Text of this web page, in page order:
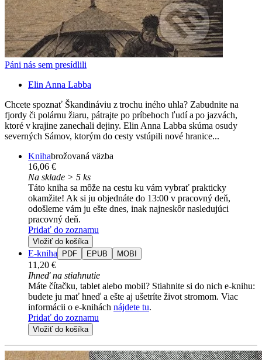
Páni nás sem presídlili
Elin Anna Labba
Chcete spoznať Škandináviu z trochu iného uhla? Zabudnite na
fjordy či polárnu žiaru, pátrajte po príbehoch ľudí a po jazvách,
ktoré v krajine zanechali dejiny. Elin Anna Labba skúma osudy
severných Sámov, ktorým do cesty vstúpili nové hranice...
Knihabrožovaná väzba
16,06 €
Na sklade > 5 ks
Táto kniha sa môže na cestu ku vám vybrať prakticky
okamžite! Ak si ju objednáte do 13:00 v pracovný deň,
odošleme vám ju ešte dnes, inak najneskôr nasledujúci
pracovný deň.
Pridať do zoznamu
Vložiť do košíka
E-kniha PDF EPUB MOBI
11,20 €
Ihneď na stiahnutie
Máte čítačku, tablet alebo mobil? Stiahnite si do nich e-knihu:
budete ju mať hneď a ešte aj ušetríte život stromom. Viac
informácii o e-knihách nájdete tu.
Pridať do zoznamu
Vložiť do košíka